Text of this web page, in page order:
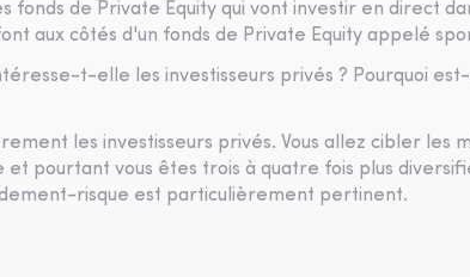
fonds de Private Equity qui vont investir en direct
aux côtés d'un fonds de Private Equity appelé
t-elle les investisseurs privés ? Pourquoi
les investisseurs privés. Vous allez cibler les
et pourtant vous êtes trois à quatre fois plus
risque est particulièrement pertinent.